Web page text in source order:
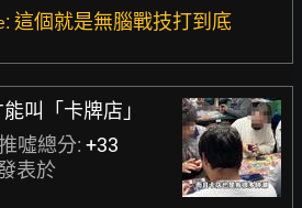
: 這個就是無腦戰技打到底
叫「卡牌店」
噓總分: +33
表於